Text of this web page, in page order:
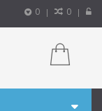
0 0